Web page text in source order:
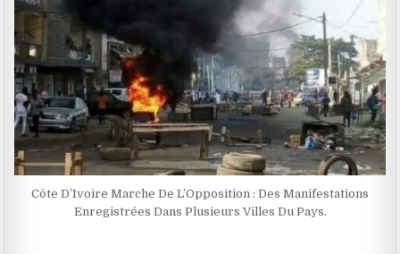
Côte D’Ivoire Marche De L’Opposition : Des Manifestations
Enregistrées Dans Plusieurs Villes Du Pays.